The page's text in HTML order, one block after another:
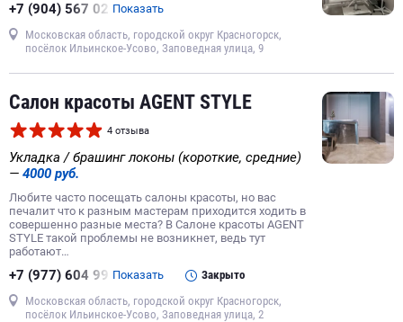
ламинирование ресниц
вечерняя прическа
наращивание ногтей
массажный салон
антицеллюлитный массаж
детский маникюр
шугаринг
акриловые ногти
лимфодренажный массаж
макияж
+7 (904) 567 02 Показать
Московская область, городской округ Красногорск,
посёлок Ильинское-Усово, Заповедная улица, 9
Салон красоты AGENT STYLE
4 отзыва
Укладка / брашинг локоны (короткие, средние)
— 4000 руб.
Любите часто посещать салоны красоты, но вас
печалит что к разным мастерам приходится ходить в
совершенно разные места? В Салоне красоты AGENT
STYLE такой проблемы не возникнет, ведь тут
работают…
+7 (977) 604 99 Показать Закрыто
Московская область, городской округ Красногорск,
посёлок Ильинское-Усово, Заповедная улица, 2